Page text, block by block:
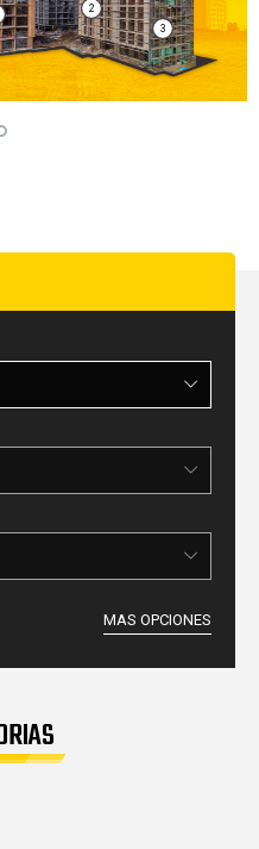
2
3
MAS OPCIONES